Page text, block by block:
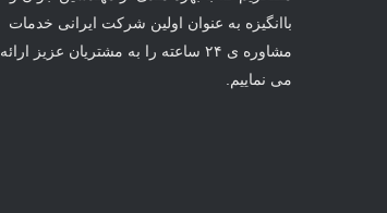
باانگیزه به عنوان اولین شرکت ایرانی خدمات
مشاوره ی ۲۴ ساعته را به مشتریان عزیز ارائه
می نماییم.